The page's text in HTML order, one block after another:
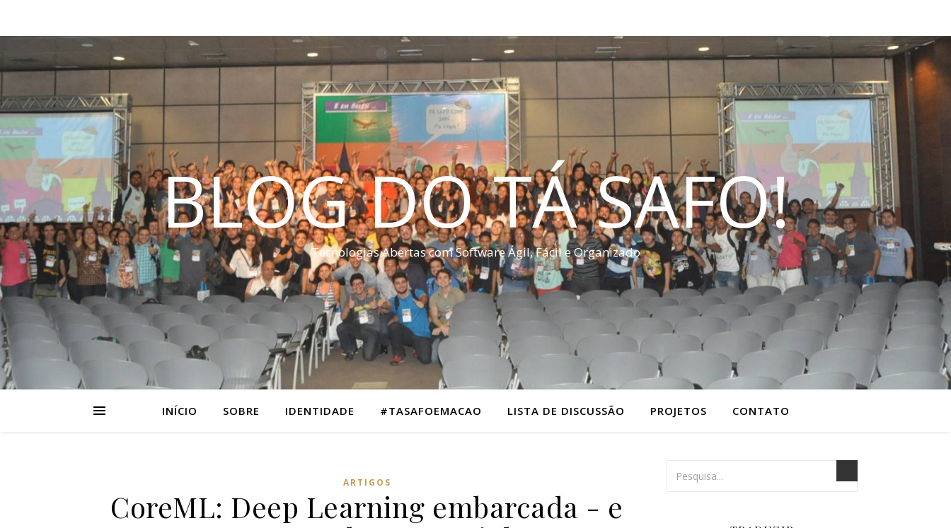
BLOG DO TÁ SAFO!
Tecnologias Abertas com Software Ágil, Fácil e Organizado
INÍCIO SOBRE IDENTIDADE #TASAFOEMACAO LISTA DE DISCUSSÃO PROJETOS CONTATO
ARTIGOS
CoreML: Deep Learning embarcada - e